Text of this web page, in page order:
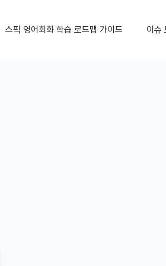
스픽 영어회화 학습 로드맵 가이드 이슈